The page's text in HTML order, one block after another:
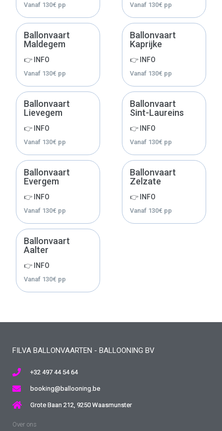
Vanaf 130€ pp Vanaf 130€ pp
Ballonvaart
Maldegem
👉 INFO
Vanaf 130€ pp
Ballonvaart
Kaprijke
👉 INFO
Vanaf 130€ pp
Ballonvaart
Lievegem
👉 INFO
Vanaf 130€ pp
Ballonvaart
Sint-Laureins
👉 INFO
Vanaf 130€ pp
Ballonvaart
Evergem
👉 INFO
Vanaf 130€ pp
Ballonvaart
Zelzate
👉 INFO
Vanaf 130€ pp
Ballonvaart
Aalter
👉 INFO
Vanaf 130€ pp
FILVA BALLONVAARTEN - BALLOONING BV
+32 497 44 54 64
booking@ballooning.be
Grote Baan 212, 9250 Waasmunster
Over ons